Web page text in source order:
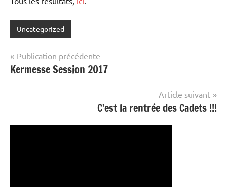
Uncategorized
Navigation
de
Publication précédente
Kermesse Session 2017
Article suivant
C’est la rentrée des Cadets !!!